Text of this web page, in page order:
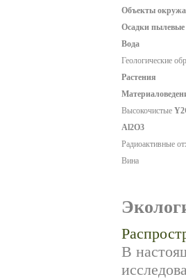
Объекты
Осадки пылевые
Вода
Геологические
Растения
Высокочистые
Al2О3
Радиоактивные
Вина
В